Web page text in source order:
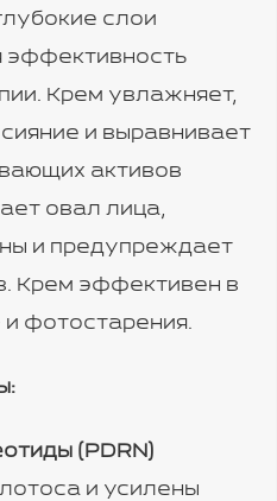
слои
эффективность
Крем увлажняет,
и выравнивает
активов
овал лица,
и предупреждает
Крем эффективен в
фотостарения.
(PDRN)
и усилены